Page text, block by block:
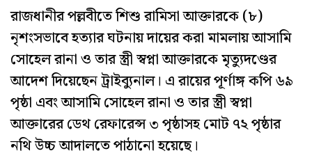
রাজধানীর পল্লবীতে শিশু রামিসা আক্তারকে (৮)
নৃশংসভাবে হত্যার ঘটনায় দায়ের করা মামলায় আসামি
সোহেল রানা ও তার স্ত্রী স্বপ্না আক্তারকে মৃত্যুদণ্ডের
আদেশ দিয়েছেন ট্রাইব্যুনাল। এ রায়ের পূর্ণাঙ্গ কপি ৬৯
পৃষ্ঠা এবং আসামি সোহেল রানা ও তার স্ত্রী স্বপ্না
আক্তারের ডেথ রেফারেন্স ৩ পৃষ্ঠাসহ মোট ৭২ পৃষ্ঠার
নথি উচ্চ আদালতে পাঠানো হয়েছে।